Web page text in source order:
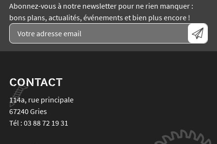
Abonnez-vous à notre newsletter pour ne rien manquer :
bons plans, actualités, événements et bien plus encore !
CONTACT
114a, rue principale
67240Gries
Tél : 03 88 72 19 31